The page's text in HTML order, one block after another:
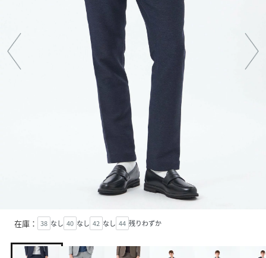
在庫： 38 なし 40 なし 42 なし 44 残りわずか